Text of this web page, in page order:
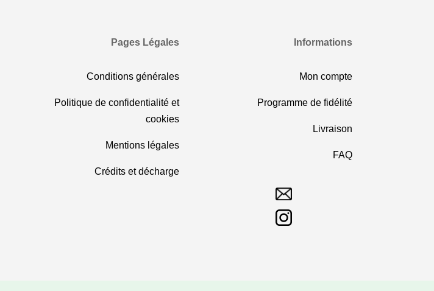
Pages Légales
Conditions générales
Politique de confidentialité et
cookies
Mentions légales
Crédits et décharge
Informations
Mon compte
Programme de fidélité
Livraison
FAQ